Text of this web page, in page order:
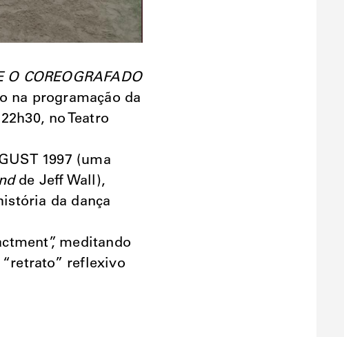
O COREOGRAFADO
na programação da
no Teatro
1997 (uma
de Jeff Wall),
da dança
meditando
reflexivo